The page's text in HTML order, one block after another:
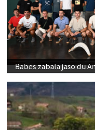
Babes zabala jaso du